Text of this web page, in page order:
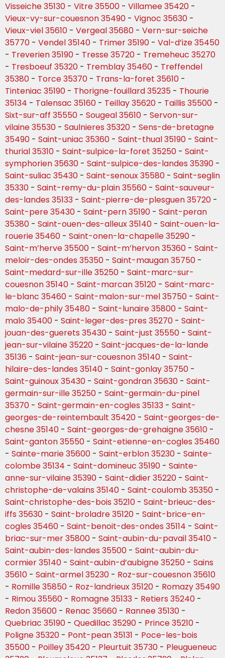
Visseiche 35130 - Vitre 35500 - Villamee 35420 -
Vieux-vy-sur-couesnon 35490 - Vignoc 35630 -
Vieux-viel 35610 - Vergeal 35680 - Vern-sur-seiche
35770 - Vendel 35140 - Trimer 35190 - Val-d’ize 35450
- Treverien 35190 - Tresse 35720 - Tremeheuc 35270
- Tresboeuf 35320 - Tremblay 35460 - Treffendel
35380 - Torce 35370 - Trans-la-foret 35610 -
Tinteniac 35190 - Thorigne-fouillard 35235 - Thourie
35134 - Talensac 35160 - Teillay 35620 - Taillis 35500 -
Sixt-sur-aff 35550 - Sougeal 35610 - Servon-sur-
vilaine 35530 - Saulnieres 35320 - Sens-de-bretagne
35490 - Saint-uniac 35360 - Saint-thual 35190 - Saint-
thurial 35310 - Saint-sulpice-la-foret 35250 - Saint-
symphorien 35630 - Saint-sulpice-des-landes 35390 -
Saint-suliac 35430 - Saint-senoux 35580 - Saint-seglin
35330 - Saint-remy-du-plain 35560 - Saint-sauveur-
des-landes 35133 - Saint-pierre-de-plesguen 35720 -
Saint-pere 35430 - Saint-pern 35190 - Saint-peran
35380 - Saint-ouen-des-alleux 35140 - Saint-ouen-la-
rouerie 35460 - Saint-onen-la-chapelle 35290 -
Saint-m’herve 35500 - Saint-m’hervon 35360 - Saint-
meloir-des-ondes 35350 - Saint-maugan 35750 -
Saint-medard-sur-ille 35250 - Saint-marc-sur-
couesnon 35140 - Saint-marcan 35120 - Saint-marc-
le-blanc 35460 - Saint-malon-sur-mel 35750 - Saint-
malo-de-phily 35480 - Saint-lunaire 35800 - Saint-
malo 35400 - Saint-leger-des-pres 35270 - Saint-
jouan-des-guerets 35430 - Saint-just 35550 - Saint-
jean-sur-vilaine 35220 - Saint-jacques-de-la-lande
35136 - Saint-jean-sur-couesnon 35140 - Saint-
hilaire-des-landes 35140 - Saint-gonlay 35750 -
Saint-guinoux 35430 - Saint-gondran 35630 - Saint-
germain-sur-ille 35250 - Saint-germain-du-pinel
35370 - Saint-germain-en-cogles 35133 - Saint-
georges-de-reintembault 35420 - Saint-georges-de-
chesne 35140 - Saint-georges-de-grehaigne 35610 -
Saint-ganton 35550 - Saint-etienne-en-cogles 35460
- Sainte-marie 35600 - Saint-erblon 35230 - Sainte-
colombe 35134 - Saint-domineuc 35190 - Sainte-
anne-sur-vilaine 35390 - Saint-didier 35220 - Saint-
christophe-de-valains 35140 - Saint-coulomb 35350 -
Saint-christophe-des-bois 35210 - Saint-brieuc-des-
iffs 35630 - Saint-broladre 35120 - Saint-brice-en-
cogles 35460 - Saint-benoit-des-ondes 35114 - Saint-
briac-sur-mer 35800 - Saint-aubin-du-pavail 35410 -
Saint-aubin-des-landes 35500 - Saint-aubin-du-
cormier 35140 - Saint-aubin-d’aubigne 35250 - Sains
35610 - Saint-armel 35230 - Roz-sur-couesnon 35610
- Romille 35850 - Roz-landrieux 35120 - Romazy 35490
- Rimou 35560 - Romagne 35133 - Retiers 35240 -
Redon 35600 - Renac 35660 - Rannee 35130 -
Quebriac 35190 - Quedillac 35290 - Prince 35210 -
Poligne 35320 - Pont-pean 35131 - Poce-les-bois
35500 - Poilley 35420 - Pleurtuit 35730 - Pleugueneuc